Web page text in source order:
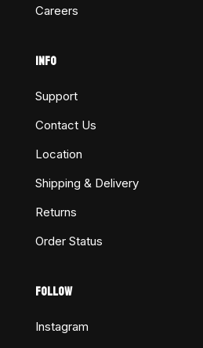
Careers
INFO
Support
Contact Us
Location
Shipping & Delivery
Returns
Order Status
FOLLOW
Instagram